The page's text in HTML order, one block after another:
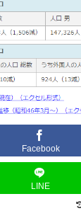
Facebook
LINE